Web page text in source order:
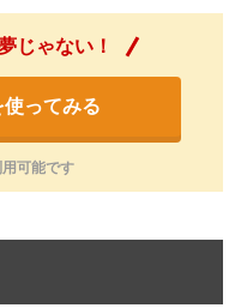
じゃない！
ってみる
可能です